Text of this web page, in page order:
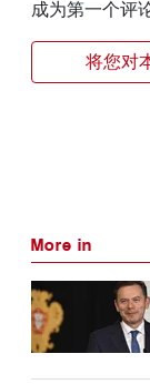
成为第一个评
将您对
More in